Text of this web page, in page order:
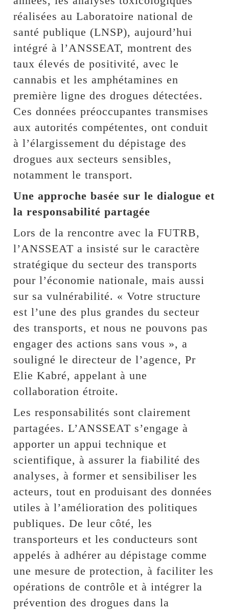
réalisées au Laboratoire national de
santé publique (LNSP), aujourd’hui
intégré à l’ANSSEAT, montrent des
taux élevés de positivité, avec le
cannabis et les amphétamines en
première ligne des drogues détectées.
Ces données préoccupantes transmises
aux autorités compétentes, ont conduit
à l’élargissement du dépistage des
drogues aux secteurs sensibles,
notamment le transport.
Une approche basée sur le dialogue et
la responsabilité partagée
Lors de la rencontre avec la FUTRB,
l’ANSSEAT a insisté sur le caractère
stratégique du secteur des transports
pour l’économie nationale, mais aussi
sur sa vulnérabilité. « Votre structure
est l’une des plus grandes du secteur
des transports, et nous ne pouvons pas
engager des actions sans vous », a
souligné le directeur de l’agence, Pr
Elie Kabré, appelant à une
collaboration étroite.
Les responsabilités sont clairement
partagées. L’ANSSEAT s’engage à
apporter un appui technique et
scientifique, à assurer la fiabilité des
analyses, à former et sensibiliser les
acteurs, tout en produisant des données
utiles à l’amélioration des politiques
publiques. De leur côté, les
transporteurs et les conducteurs sont
appelés à adhérer au dépistage comme
une mesure de protection, à faciliter les
opérations de contrôle et à intégrer la
prévention des drogues dans la